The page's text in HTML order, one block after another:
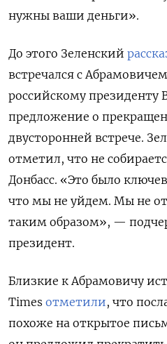
нужны ваши деньги».
До этого Зеленский
встречался с
российскому
предложение о
двусторонней встрече.
отметил, что не
Донбасс. «Это было
что мы не уйдем. Мы не
таким образом», —
президент.
Близкие к Абрамовичу
Times отметили, что
похоже на открытое